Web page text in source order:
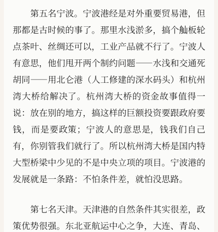
第五名宁波。宁波港经是对外重要贸易港，但
那都是古时候的事了。那里水浅淤多，搞个舢板轮
点茶叶、丝绸还可以，工业产品就不行了。宁波人
有意思，他们甩开两个制约问题——水浅和交通死
胡同——用北仑港（人工修建的深水码头）和杭州
湾大桥给解决了。杭州湾大桥的资金故事值得一
说：放在别的地方，搞这样的巨额投资要跟政府要
钱，而是要政策；宁波人的意思是，钱我们自己
有，你别管我们就行了。所以杭州湾大桥是国内特
大型桥梁中少见的不是中央立项的项目。宁波港的
发展就是一条路：不怕条件差，就怕没思路。
第七名天津。天津港的自然条件其实很差，政
策优势很强。东北亚航运中心之争，大连、青岛、